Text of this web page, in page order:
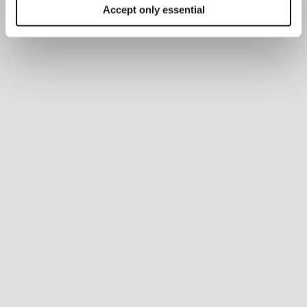
Accept only essential